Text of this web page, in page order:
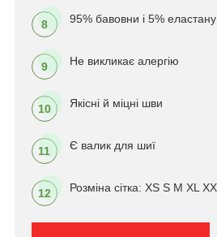
8 95% бавовни і 5% еластану
9 Не викликає алергію
10 Якісні й міцні шви
11 Є валик для шиї
12 Розміна сітка: XS S M XL